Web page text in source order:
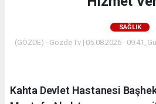
SAĞLIK
(GÖZDE) - Gözde Tv | 05.08.2026 - 09:41,
Kahta Devlet Hastanesi